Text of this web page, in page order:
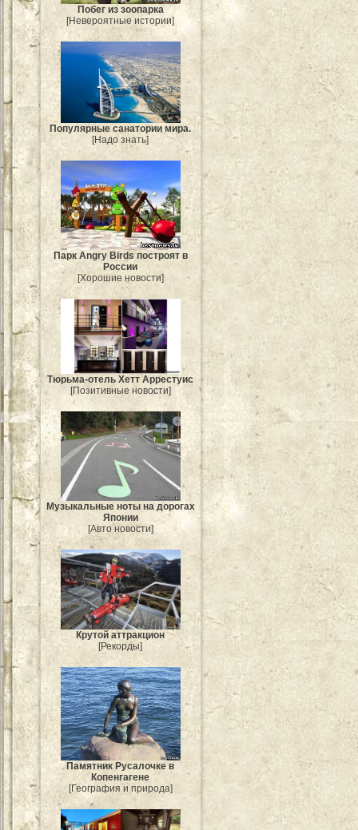
Побег из зоопарка
[Невероятные истории]
Популярные санатории мира.
[Надо знать]
Парк Angry Birds построят в
России
[Хорошие новости]
Тюрьма-отель Хетт Аррестуис
[Позитивные новости]
Музыкальные ноты на дорогах
Японии
[Авто новости]
Крутой аттракцион
[Рекорды]
Памятник Русалочке в
Копенгагене
[География и природа]